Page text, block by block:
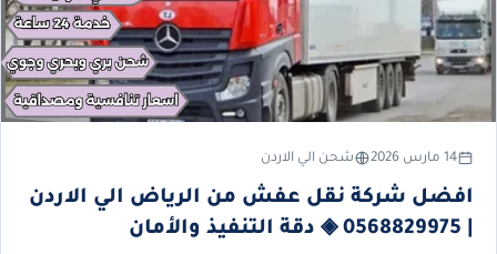
14 مارس 2026 شحن الي الاردن
افضل شركة نقل عفش من الرياض الي الاردن